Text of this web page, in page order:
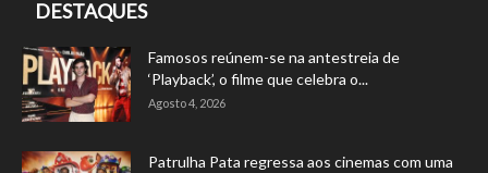
DESTAQUES
Famosos reúnem-se na antestreia de
‘Playback’, o filme que celebra o...
Agosto 4, 2026
Patrulha Pata regressa aos cinemas com uma